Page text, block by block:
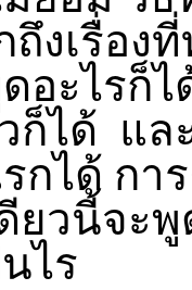
งเรื่อง
ะไรก็ไ
ก็ได้ แ
กได้ กา
ยวนี้จะ
ไร